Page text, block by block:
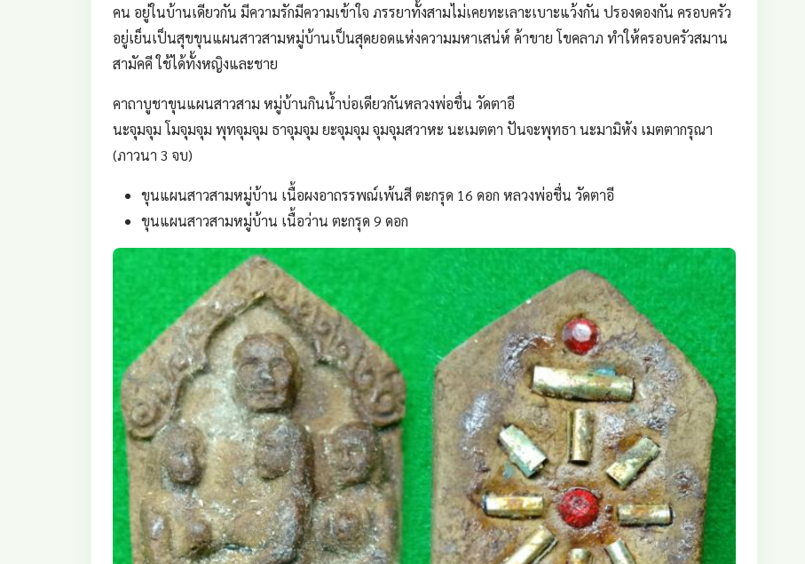
คน อยู่ในบ้านเดียวกัน มีความรักมีความเข้าใจ ภรรยาทั้งสามไม่เคยทะเลาะเบาะแว้งกัน ปรองดองกัน ครอบครัว
อยู่เย็นเป็นสุขขุนแผนสาวสามหมู่บ้านเป็นสุดยอดแห่งความมหาเสน่ห์ ค้าขาย โขคลาภ ทำให้ครอบครัวสมาน
สามัคคี ใช้ได้ทั้งหญิงและชาย
คาถาบูชาขุนแผนสาวสาม หมู่บ้านกินน้ำบ่อเดียวกันหลวงพ่อชื่น วัดตาอี
นะจุมจุม โมจุมจุม พุทจุมจุม ธาจุมจุม ยะจุมจุม จุมจุมสวาหะ นะเมตตา ปันจะพุทธา นะมามิหัง เมตตากรุณา
(ภาวนา 3 จบ)
ขุนแผนสาวสามหมู่บ้าน เนื้อผงอาถรรพณ์เพ้นสี ตะกรุด 16 ดอก หลวงพ่อชื่น วัดตาอี
ขุนแผนสาวสามหมู่บ้าน เนื้อว่าน ตะกรุด 9 ดอก